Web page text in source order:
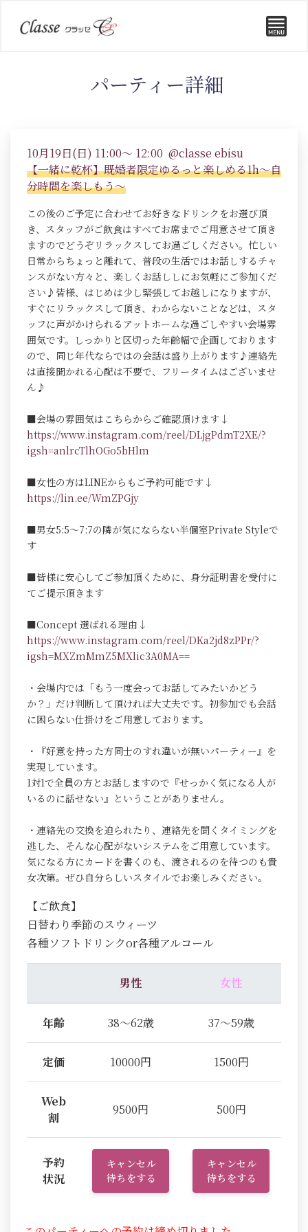
パーティー詳細
10月19日(日) 11:00～ 12:00 @classe ebisu
【一緒に乾杯】既婚者限定ゆるっと楽しめる1h～自
分時間を楽しもう～
この後のご予定に合わせてお好きなドリンクをお選び頂
き、スタッフがご飲食はすべてお席までご用意させて頂き
ますのでどうぞリラックスしてお過ごしください。忙しい
日常からちょっと離れて、普段の生活ではお話しするチャ
ンスがない方々と、楽しくお話ししにお気軽にご参加くだ
さい♪皆様、はじめは少し緊張してお越しになりますが、
すぐにリラックスして頂き、わからないことなどは、スタ
ッフに声がかけられるアットホームな過ごしやすい会場雰
囲気です。しっかりと区切った年齢幅で企画しております
ので、同じ年代ならではの会話は盛り上がります♪連絡先
は直接聞かれる心配は不要で、フリータイムはございませ
ん♪
■会場の雰囲気はこちらからご確認頂けます↓
https://www.instagram.com/reel/DLjgPdmT2XE/?
igsh=anlrcTlhOGo5bHlm
■女性の方はLINEからもご予約可能です↓
https://lin.ee/WmZPGjy
■男女5:5～7:7の隣が気にならない半個室Private Styleで
す
■皆様に安心してご参加頂くために、身分証明書を受付に
てご提示頂きます
■Concept 選ばれる理由↓
https://www.instagram.com/reel/DKa2jd8zPPr/?
igsh=MXZmMmZ5MXlic3A0MA==
・会場内では「もう一度会ってお話してみたいかどう
か？」だけ判断して頂ければ大丈夫です。初参加でも会話
に困らない仕掛けをご用意しております。
・『好意を持った方同士のすれ違いが無いパーティー』を
実現しています。
1対1で全員の方とお話しますので『せっかく気になる人が
いるのに話せない』ということがありません。
・連絡先の交換を迫られたり、連絡先を聞くタイミングを
逃した、そんな心配がないシステムをご用意しています。
気になる方にカードを書くのも、渡されるのを待つのも貴
女次第。ぜひ自分らしいスタイルでお楽しみください。
【ご飲食】
日替わり季節のスウィーツ
各種ソフトドリンクor各種アルコール
男性 女性
年齢 38～62歳 37～59歳
定価 10000円 1500円
Web
割
9500円 500円
予約
状況
キャンセル
待ちをする
キャンセル
待ちをする